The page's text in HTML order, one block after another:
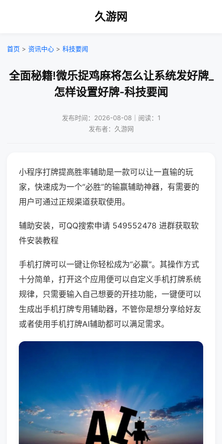
久游网
首页 > 资讯中心 > 科技要闻
全面秘籍!微乐捉鸡麻将怎么让系统发好牌_
怎样设置好牌-科技要闻
发布时间：2026-08-08｜阅读：1
发布者：久游网
小程序打牌提高胜率辅助是一款可以让一直输的玩
家，快速成为一个“必胜”的输赢辅助神器，有需要的
用户可通过正规渠道获取使用。
辅助安装，可QQ搜索申请 549552478 进群获取软
件安装教程
手机打牌可以一键让你轻松成为“必赢”。其操作方式
十分简单，打开这个应用便可以自定义手机打牌系统
规律，只需要输入自己想要的开挂功能，一键便可以
生成出手机打牌专用辅助器，不管你是想分享给好友
或者使用手机打牌AI辅助都可以满足需求。